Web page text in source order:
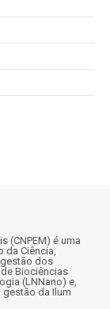
(CNPEM) é uma
Ciência,
gestão dos
Biociências
(LNNano) e,
da Ilum